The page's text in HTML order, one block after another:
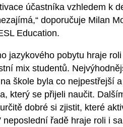
účastníka vzhledem k
doporučuje Milan
Education.
jazykového pobytu hraje
mix studentů.
škole byla co nejpestřejší
který se přijeli naučit.
dobré si zjistit, které
řadě hraje roli i